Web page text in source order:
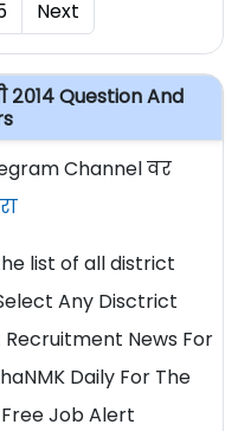
Next
Question And
Channel वर
list of all district
Any Disctrict
News For
Daily For The
Job Alert